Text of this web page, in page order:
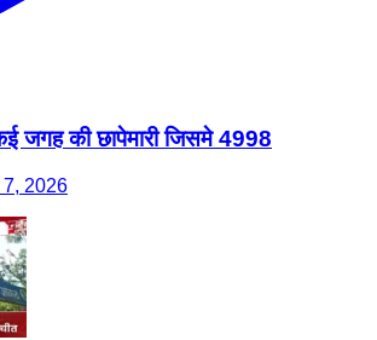
जगह की छापेमारी जिसमे 4998
7, 2026